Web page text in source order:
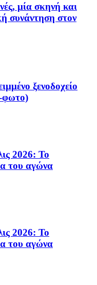
μία σκηνή και
συνάντηση στον
ξενοδοχείο
φωτο)
2026: Το
του αγώνα
2026: Το
του αγώνα